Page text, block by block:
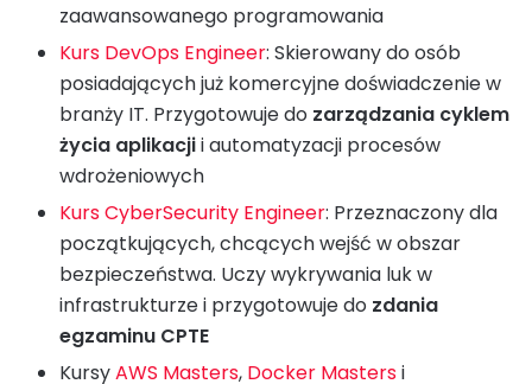
zaawansowanego programowania
Kurs DevOps Engineer: Skierowany do osób
posiadających już komercyjne doświadczenie w
branży IT. Przygotowuje do zarządzania cyklem
życia aplikacjii automatyzacji procesów
wdrożeniowych
Kurs CyberSecurity Engineer: Przeznaczony dla
początkujących, chcących wejść w obszar
bezpieczeństwa. Uczy wykrywania luk w
infrastrukturze i przygotowuje do zdania
egzaminu CPTE
KursyAWS Masters, Docker Mastersi